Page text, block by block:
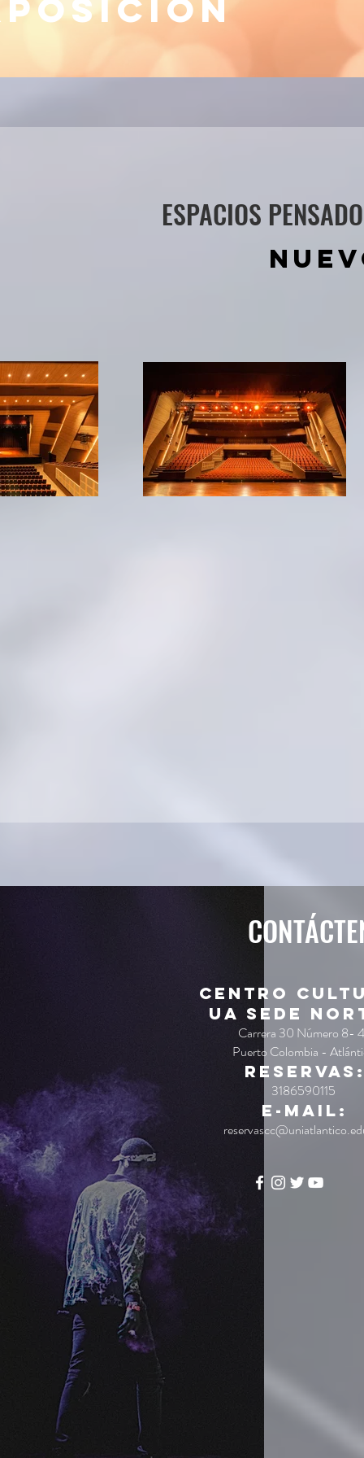
ESPACIOS
Centro
UA Sede
Carrera 30 Número 8-
Puerto Colombia -
3186590115
E-mail: